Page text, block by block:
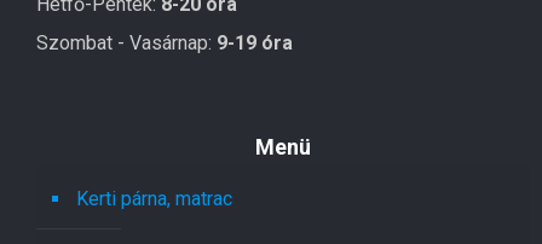
Szombat - Vasárnap: 9-19 óra
Menü
Kerti párna, matrac